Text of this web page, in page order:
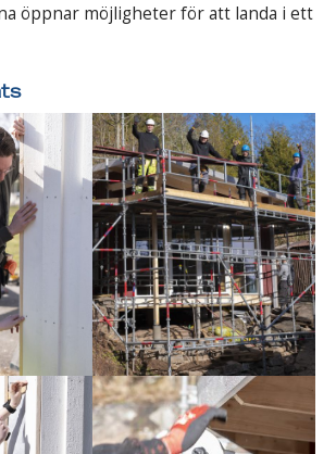
öppnar möjligheter för att landa i ett